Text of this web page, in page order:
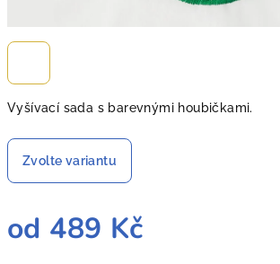
Vyšívací sada s barevnými houbičkami.
Zvolte variantu
od 489 Kč